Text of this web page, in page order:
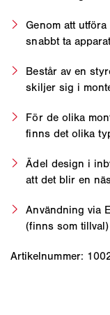
Genom att
snabbt ta
Består av en
skiljer sig i
För de olika
finns det olika
Ädel design i
att det blir en
Användning via
(finns som tillval)
Artikelnummer: